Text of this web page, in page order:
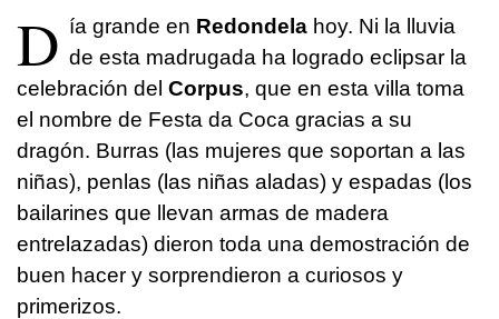
D ía grande en Redondela hoy. Ni la lluvia
de esta madrugada ha logrado eclipsar la
celebración del Corpus, que en esta villa toma
el nombre de Festa da Coca gracias a su
dragón. Burras (las mujeres que soportan a las
niñas), penlas (las niñas aladas) y espadas (los
bailarines que llevan armas de madera
entrelazadas) dieron toda una demostración de
buen hacer y sorprendieron a curiosos y
primerizos.